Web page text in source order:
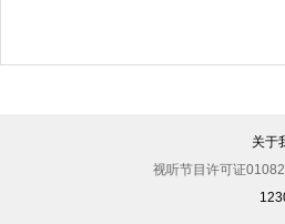
世界美发日 盘点各国政要发型
关于
视听节目许可证